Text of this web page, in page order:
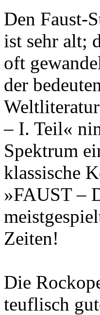
Den Faust-
ist sehr alt;
oft
der
– I. Teil«
Spektrum
klassische
»FAUST –
Zeiten!
Die
teuflisch